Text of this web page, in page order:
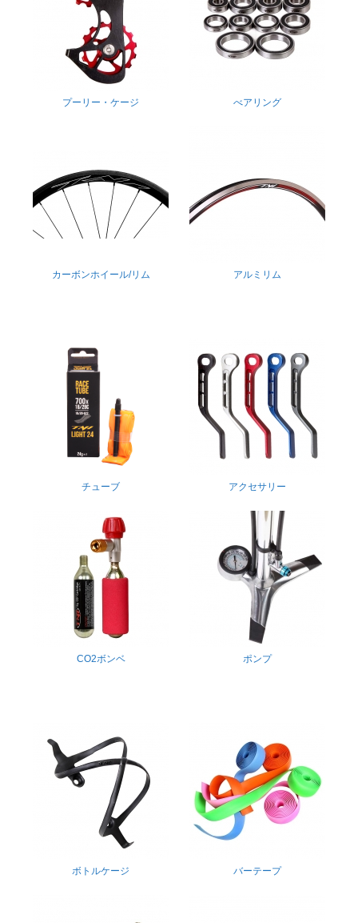
プーリー・ケージ べアリング
カーボンホイール/リム アルミリム
チューブ アクセサリー
CO2ボンベ ポンプ
ボトルケージ バーテープ